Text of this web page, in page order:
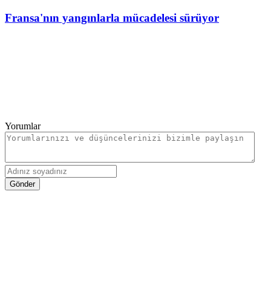
Fransa'nın yangınlarla mücadelesi sürüyor
Yorumlar
Gönder